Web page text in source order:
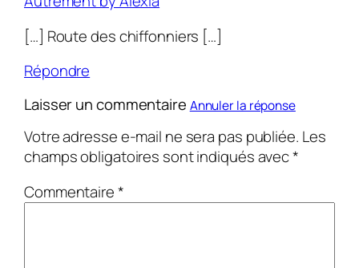
[…] Route des chiffonniers […]
Répondre
Laisser un commentaire Annuler la réponse
Votre adresse e-mail ne sera pas publiée. Les
champs obligatoires sont indiqués avec*
Commentaire*